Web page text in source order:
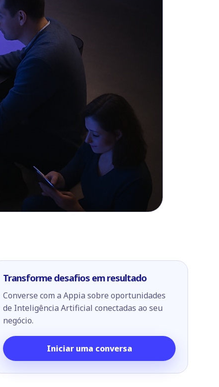
Transforme desafios em resultado
Converse com a Appia sobre oportunidades
de Inteligência Artificial conectadas ao seu
negócio.
Iniciar uma conversa